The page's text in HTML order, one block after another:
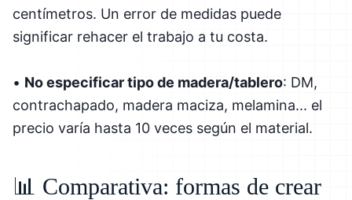
centímetros. Un error de medidas puede
significar rehacer el trabajo a tu costa.
• No especificar tipo de madera/tablero: DM,
contrachapado, madera maciza, melamina... el
precio varía hasta 10 veces según el material.
📊 Comparativa: formas de crear